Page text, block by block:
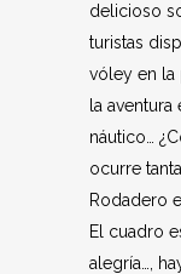
delicioso
turistas
vóley en la
la
náutico…
ocurre
Rodadero
El cuadro
alegría…,